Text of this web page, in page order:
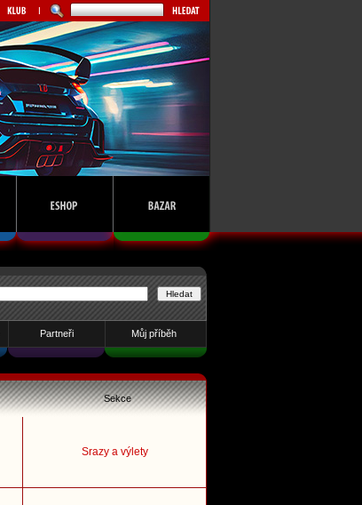
Partneři Můj příběh
Sekce
Srazy a výlety